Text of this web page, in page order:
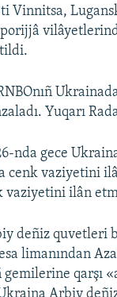
Vinnitsa,
Yuqarı
nda gece
cenk vaziyetini
vaziyetini ilân
deñiz quvetleri
limanından
qarşı